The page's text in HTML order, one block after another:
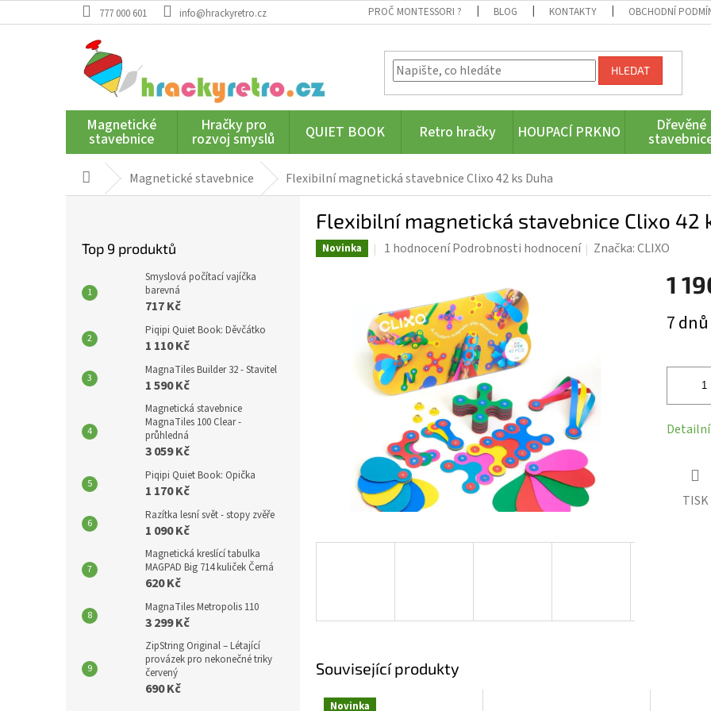
na
777 000 601 info@hrackyretro.cz PROČ MONTESSORI ? BLOG KONTAKTY OBCHODNÍ
HLEDAT
Magnetické
stavebnice
Hračky pro
rozvoj smyslů QUIET BOOK Retro hračky HOUPACÍ PRKNO Dřevěné
Domů Magnetické stavebnice Flexibilní magnetická stavebnice Clixo 42 ks Duha
Top 9 produktů
Smyslová počítací vajíčka
barevná
717 Kč
Piqipi Quiet Book: Děvčátko
1 110 Kč
MagnaTiles Builder 32 - Stavitel
1 590 Kč
Magnetická stavebnice
MagnaTiles 100 Clear -
průhledná
3 059 Kč
Piqipi Quiet Book: Opička
1 170 Kč
Razítka lesní svět - stopy zvěře
1 090 Kč
Magnetická kreslící tabulka
MAGPAD Big 714 kuliček Černá
620 Kč
MagnaTiles Metropolis 110
3 299 Kč
ZipString Original – Létající
provázek pro nekonečné triky
červený
690 Kč
Flexibilní magnetická stavebnice Clixo 42
Novinka
Průměrné
5,0
z
5
hvězdiček.
1 hodnocení Podrobnosti hodnocení Značka:CLIXO
1
Měrná
cena:
7 dnů
TISK
Související produkty
Novinka